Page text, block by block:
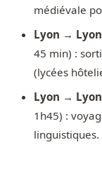
médiévale
Lyon →
45 min) :
(lycées
Lyon → Lyon
1h45) :
linguistiques.